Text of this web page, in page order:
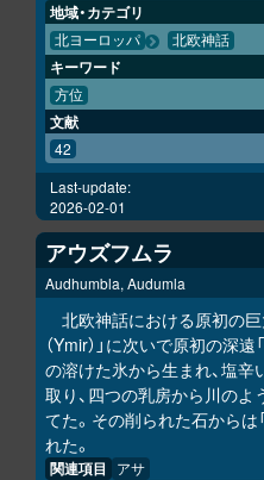
地域・カテゴリ
北ヨーロッパ 北欧神話
キーワード
方位
文献
42
Last-update:
2026-02-01
アウズフムラ
Audhumbla, Audumla
北欧神話における原初の
（Ymir）」に次いで原初の深
の溶けた氷から生まれ、塩
取り、四つの乳房から川の
てた。その削られた石からは
れた。
関連項目 アサ